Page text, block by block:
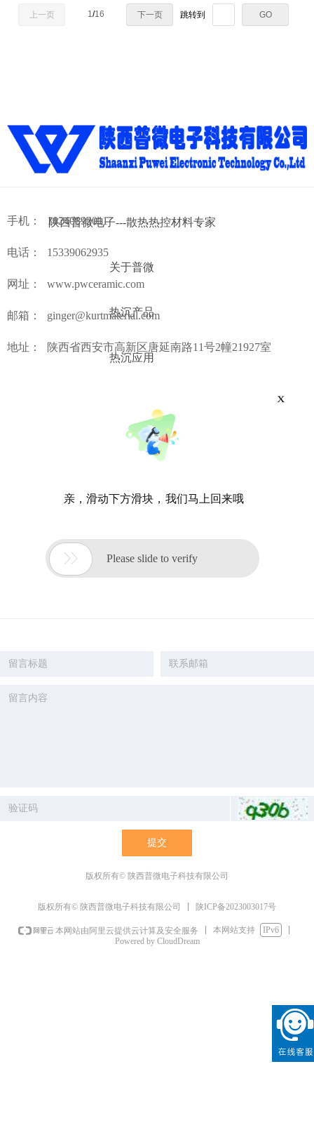
上一页 1/16 下一页 跳转到 GO
陕西普微电子---散热热控材料专家
关于普微
热沉产品
热沉应用
版权所有© 陕西普微电子科技有限公司
手机： 18240892011
电话： 15339062935
网址： www.pwceramic.com
邮箱： ginger@kurtmaterial.com
地址： 陕西省西安市高新区唐延南路11号2幢21927室
提交
版权所有© 陕西普微电子科技有限公司 陕ICP备2023003017号
本网站由阿里云提供云计算及安全服务 本网站支持
IPv6
Powered by CloudDream